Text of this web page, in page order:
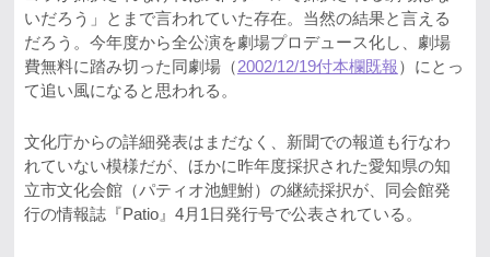
いだろう」とまで言われていた存在。当然の結果と言える
だろう。今年度から全公演を劇場プロデュース化し、劇場
費無料に踏み切った同劇場（2002/12/19付本欄既報）にとっ
て追い風になると思われる。
文化庁からの詳細発表はまだなく、新聞での報道も行なわ
れていない模様だが、ほかに昨年度採択された愛知県の知
立市文化会館（パティオ池鯉鮒）の継続採択が、同会館発
行の情報誌『Patio』4月1日発行号で公表されている。